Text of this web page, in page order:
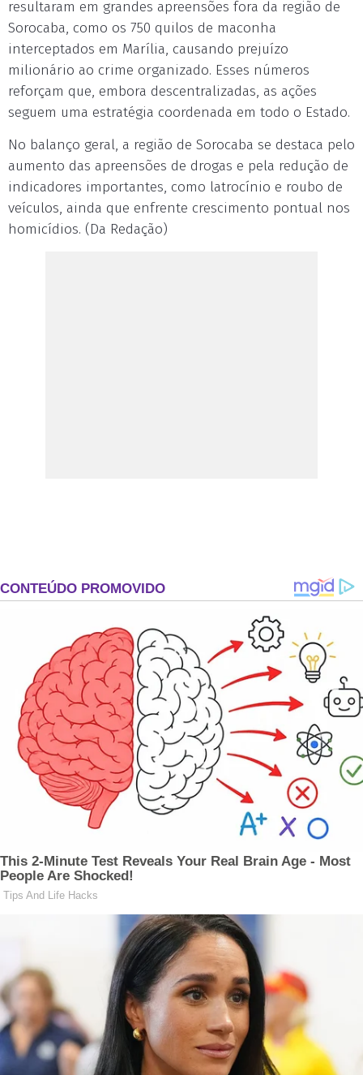
resultaram em grandes apreensões fora da região de
Sorocaba, como os 750 quilos de maconha
interceptados em Marília, causando prejuízo
milionário ao crime organizado. Esses números
reforçam que, embora descentralizadas, as ações
seguem uma estratégia coordenada em todo o Estado.
No balanço geral, a região de Sorocaba se destaca pelo
aumento das apreensões de drogas e pela redução de
indicadores importantes, como latrocínio e roubo de
veículos, ainda que enfrente crescimento pontual nos
homicídios. (Da Redação)